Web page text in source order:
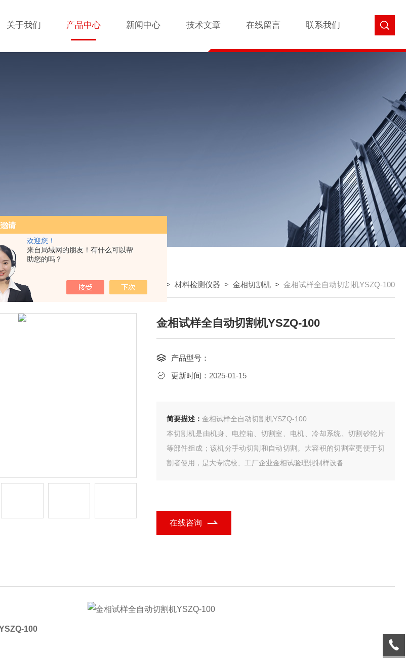
欢迎您！
来自局域网的朋友！有什么可以帮
助您的吗？
关于我们 产品中心 新闻中心 技术文章 在线留言 联系我们
我的位置： >产品中心 > 材料检测仪器 > 金相切割机 > 金相试样全自动切割机YSZQ-100
金相试样全自动切割机YSZQ-100
产品型号：
更新时间： 2025-01-15
简要描述： 金相试样全自动切割机YSZQ-100
本切割机是由机身、电控箱、切割室、电机、冷却系统、切割砂轮片
等部件组成；该机分手动切割和自动切割。大容积的切割室更便于切
割者使用，是大专院校、工厂企业金相试验理想制样设备
在线咨询
100